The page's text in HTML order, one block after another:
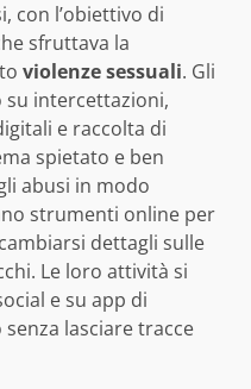
con l’obiettivo di
sfruttava la
violenze sessuali. Gli
intercettazioni,
e raccolta di
spietato e ben
abusi in modo
strumenti online per
dettagli sulle
Le loro attività si
e su app di
lasciare tracce